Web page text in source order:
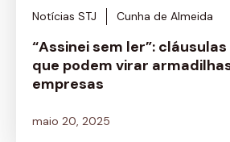
Notícias STJ Cunha de Almeida
“Assinei sem ler”:
que podem virar
empresas
maio 20, 2025